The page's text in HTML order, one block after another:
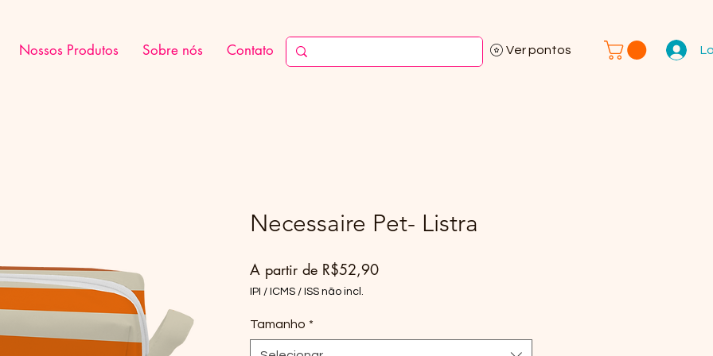
Nossos Produtos Sobre nós Contato Ver pontos
Necessaire Pet- Listra
A partir de R$52,90Preço
IPI / ICMS / ISS não incl.
Tamanho *